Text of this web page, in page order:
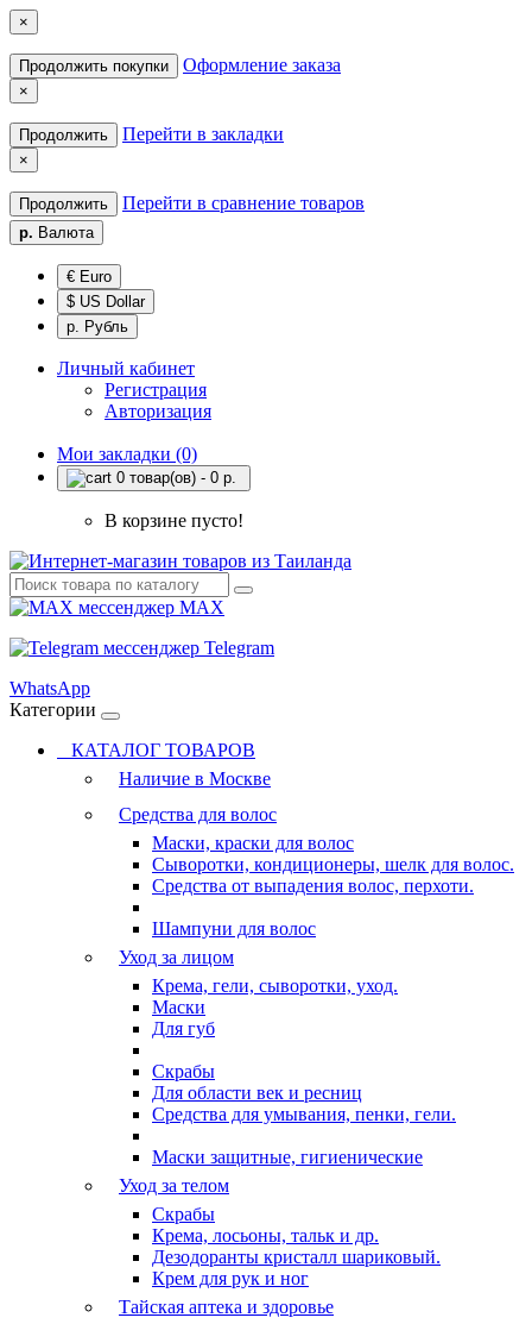
×
Продолжить покупки Оформление заказа
×
Продолжить Перейти в закладки
×
Продолжить Перейти в сравнение товаров
р. Валюта
€ Euro
$ US Dollar
р. Рубль
Личный кабинет
Регистрация
Авторизация
Мои закладки (0)
0 товар(ов) - 0 р.
В корзине пусто!
MAX
Telegram
WhatsApp
Категории
КАТАЛОГ ТОВАРОВ
Наличие в Москве
Средства для волос
Маски, краски для волос
Сыворотки, кондиционеры, шелк для волос.
Средства от выпадения волос, перхоти.
Шампуни для волос
Уход за лицом
Крема, гели, сыворотки, уход.
Маски
Для губ
Скрабы
Для области век и ресниц
Средства для умывания, пенки, гели.
Маски защитные, гигиенические
Уход за телом
Скрабы
Крема, лосьоны, тальк и др.
Дезодоранты кристалл шариковый.
Крем для рук и ног
Тайская аптека и здоровье